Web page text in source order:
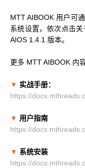
MTT AIBOOK 用户可
系统设置，依次点击
AIOS 1.4.1 版本。
更多 MTT AIBOOK 内
▼ 实战手册：
https://
▼ 用户指南
https://
▼ 系统安装
https://